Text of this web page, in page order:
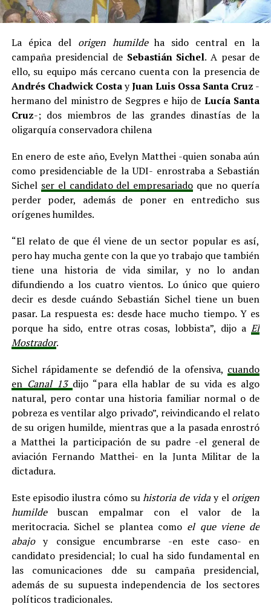
La épica del origen humildeha sido central en la
campaña presidencial de Sebastián Sichel. A pesar de
ello, su equipo más cercano cuenta con la presencia de
Andrés Chadwick CostayJuan Luis Ossa Santa Cruz -
hermano del ministro de Segpres e hijo de Lucía Santa
Cruz-; dos miembros de las grandes dinastías de la
oligarquía conservadora chilena
En enero de este año, Evelyn Matthei -quien sonaba aún
como presidenciable de la UDI- enrostraba a Sebastián
Sichel ser el candidato del empresariado que no quería
perder poder, además de poner en entredicho sus
orígenes humildes.
“El relato de que él viene de un sector popular es así,
pero hay mucha gente con la que yo trabajo que también
tiene una historia de vida similar, y no lo andan
difundiendo a los cuatro vientos. Lo único que quiero
decir es desde cuándo Sebastián Sichel tiene un buen
pasar. La respuesta es: desde hace mucho tiempo. Y es
porque ha sido, entre otras cosas, lobbista”, dijo aEl
Mostrador.
Sichel rápidamente se defendió de la ofensiva, cuando
en Canal 13 dijo “para ella hablar de su vida es algo
natural, pero contar una historia familiar normal o de
pobreza es ventilar algo privado”, reivindicando el relato
de su origen humilde, mientras que a la pasada enrostró
a Matthei la participación de su padre -el general de
aviación Fernando Matthei- en la Junta Militar de la
dictadura.
Este episodio ilustra cómo suhistoria de viday el origen
humildebuscan empalmar con el valor de la
meritocracia. Sichel se plantea como elque viene de
abajoy consigue encumbrarse -en este caso- en
candidato presidencial; lo cual ha sido fundamental en
las comunicaciones dde su campaña presidencial,
además de su supuesta independencia de los sectores
políticos tradicionales.